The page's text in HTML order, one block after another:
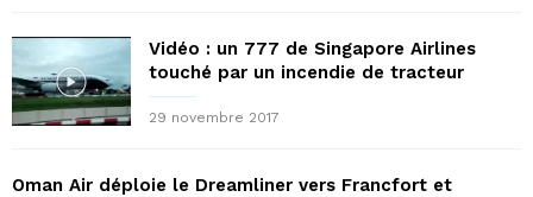
Vidéo : un 777 de Singapore Airlines
touché par un incendie de tracteur
29 novembre 2017
Oman Air déploie le Dreamliner vers Francfort et